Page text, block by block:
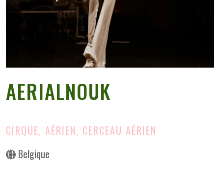
AERIALNOUK
CIRQUE, AÉRIEN, CERCEAU AÉRIEN
Belgique